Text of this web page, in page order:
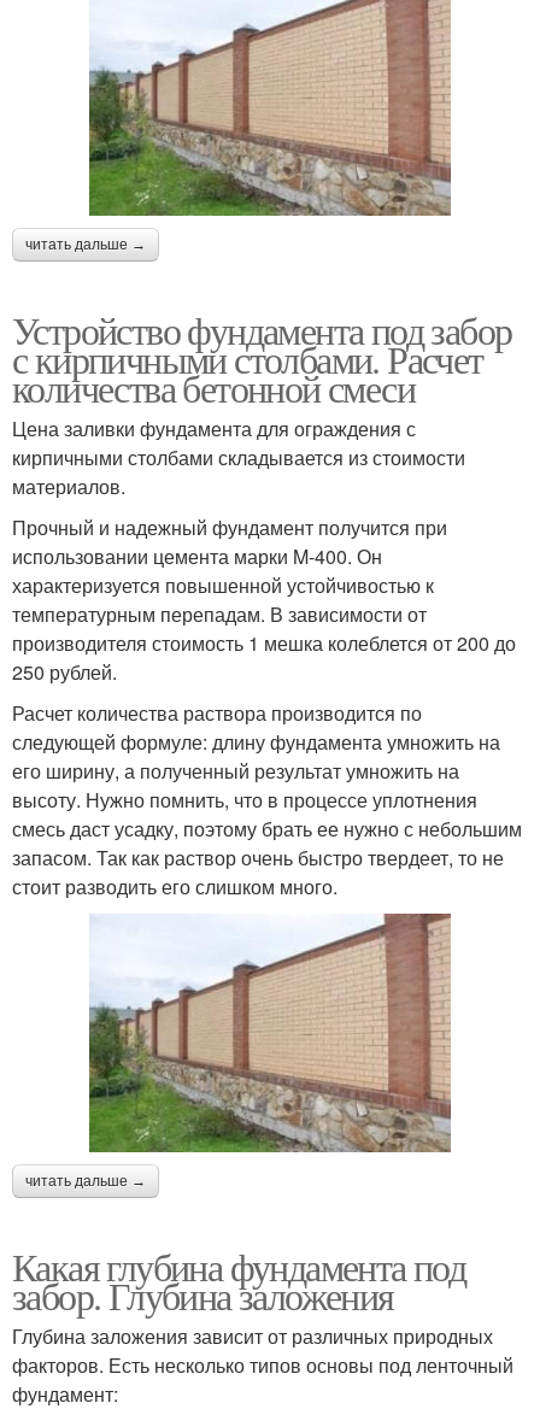
читать дальше →
Устройство фундамента под забор
с кирпичными столбами. Расчет
количества бетонной смеси
Цена заливки фундамента для ограждения с
кирпичными столбами складывается из стоимости
материалов.
Прочный и надежный фундамент получится при
использовании цемента марки M-400. Он
характеризуется повышенной устойчивостью к
температурным перепадам. В зависимости от
производителя стоимость 1 мешка колеблется от 200 до
250 рублей.
Расчет количества раствора производится по
следующей формуле: длину фундамента умножить на
его ширину, а полученный результат умножить на
высоту. Нужно помнить, что в процессе уплотнения
смесь даст усадку, поэтому брать ее нужно с небольшим
запасом. Так как раствор очень быстро твердеет, то не
стоит разводить его слишком много.
читать дальше →
Какая глубина фундамента под
забор. Глубина заложения
Глубина заложения зависит от различных природных
факторов. Есть несколько типов основы под ленточный
фундамент: